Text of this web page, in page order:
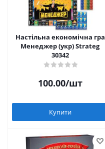
Настільна економічна гра
Менеджер (укр) Strateg
30342
100.00/шт
Купити